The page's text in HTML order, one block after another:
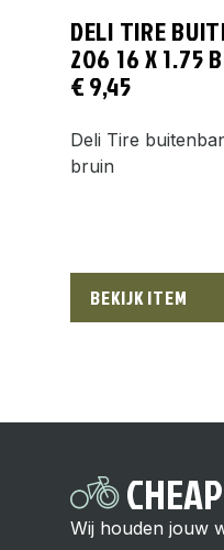
DELI TIRE
206 16 X 1.75
€9,45
Deli Tire
bruin
BEKIJK ITEM
Wij houden jouw